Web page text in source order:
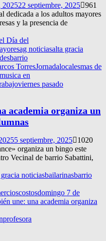
202522 septiembre, 2025 961
dedicada a los adultos mayores
y la presencia de
Día del
ag noticiasalta gracia
barrio
TorresJornadalocalesmas de
musica en
viernes pasado
academia organiza un
5 septiembre, 2025
1020
organiza un bingo este
Vecinal de barrio Sabattini,
noticiasbailarinasbarrio
costosdomingo 7 de
une: una academia organiza
profesora